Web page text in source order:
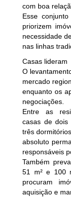
com boa
Esse
priorizem
necessidade
nas linhas
Casas lideram
O
mercado
enquanto os
negociações.
Entre as
casas de dois
três
absoluto
responsáveis
Também
51 m² e 100
procuram
aquisição e